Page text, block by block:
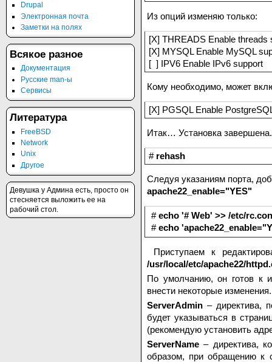
Из опций изменяю только:
[X] THREADS Enable threads
[X] MYSQL Enable MySQL
[ ] IPV6 Enable IPv6 support
Кому необходимо, может
[X] PGSQL Enable
Итак… Установка
# rehash
Следуя указаниям порта,
apache22_enable="YES"
#echo '# Web' >> /etc/
#echo
Приступаем к
/usr/local/etc/apache22/
По умолчанию, он готов к
внести некоторые изменения.
ServerAdmin – директива,
будет указываться в
(рекомендую установить
ServerName– директива,
образом, при обращению к
Drupal
Электронная почта
Заметки на полях
Всякое разное
Документация
Русские man-ы
Сервисы
Литература
FreeBSD
Network
Unix
Другое
Девушка у Админа есть, просто он
стесняется выложить ее на
рабочий стол.